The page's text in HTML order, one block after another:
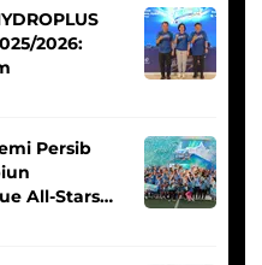
2026:
Persib
All-Stars